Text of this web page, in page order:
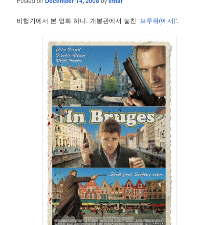
비행기에서 본 영화 하나. 개봉관에서 놓친 ‘브루쥐(에서)‘.